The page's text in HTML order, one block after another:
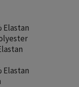
Elastan
Elastan